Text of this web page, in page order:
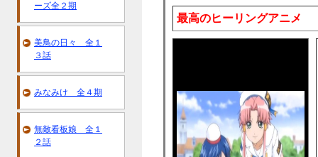
最高のヒーリングアニメ
ーズ全２期
美鳥の日々 全１
３話
みなみけ 全４期
無敵看板娘 全１
２話